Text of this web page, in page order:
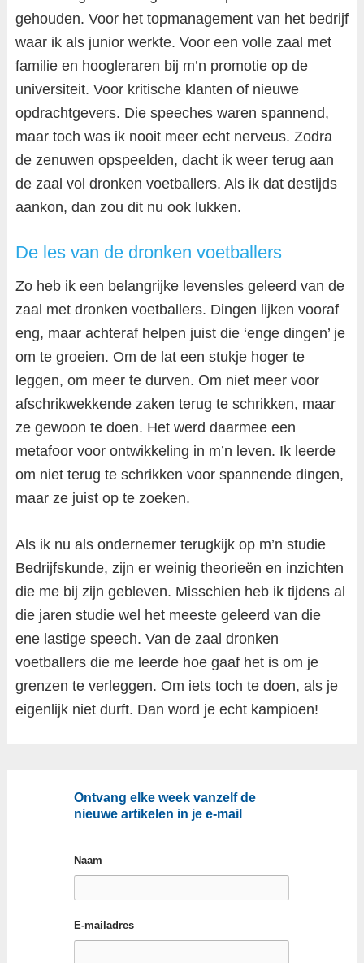
gehouden. Voor het topmanagement van het bedrijf
waar ik als junior werkte. Voor een volle zaal met
familie en hoogleraren bij m’n promotie op de
universiteit. Voor kritische klanten of nieuwe
opdrachtgevers. Die speeches waren spannend,
maar toch was ik nooit meer echt nerveus. Zodra
de zenuwen opspeelden, dacht ik weer terug aan
de zaal vol dronken voetballers. Als ik dat destijds
aankon, dan zou dit nu ook lukken.
De les van de dronken voetballers
Zo heb ik een belangrijke levensles geleerd van de
zaal met dronken voetballers. Dingen lijken vooraf
eng, maar achteraf helpen juist die ‘enge dingen’ je
om te groeien. Om de lat een stukje hoger te
leggen, om meer te durven. Om niet meer voor
afschrikwekkende zaken terug te schrikken, maar
ze gewoon te doen. Het werd daarmee een
metafoor voor ontwikkeling in m’n leven. Ik leerde
om niet terug te schrikken voor spannende dingen,
maar ze juist op te zoeken.
Als ik nu als ondernemer terugkijk op m’n studie
Bedrijfskunde, zijn er weinig theorieën en inzichten
die me bij zijn gebleven. Misschien heb ik tijdens al
die jaren studie wel het meeste geleerd van die
ene lastige speech. Van de zaal dronken
voetballers die me leerde hoe gaaf het is om je
grenzen te verleggen. Om iets toch te doen, als je
eigenlijk niet durft. Dan word je echt kampioen!
Ontvang elke week vanzelf de
nieuwe artikelen in je e-mail
Naam
E-mailadres